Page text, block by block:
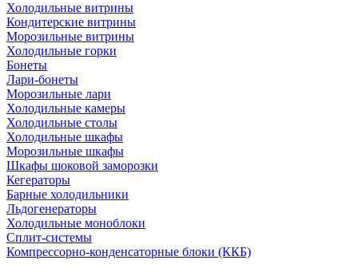
Холодильные витрины
Кондитерские витрины
Морозильные витрины
Холодильные горки
Бонеты
Лари-бонеты
Морозильные лари
Холодильные камеры
Холодильные столы
Холодильные шкафы
Морозильные шкафы
Шкафы шоковой заморозки
Кегераторы
Барные холодильники
Льдогенераторы
Холодильные моноблоки
Сплит-системы
Компрессорно-конденсаторные блоки (ККБ)